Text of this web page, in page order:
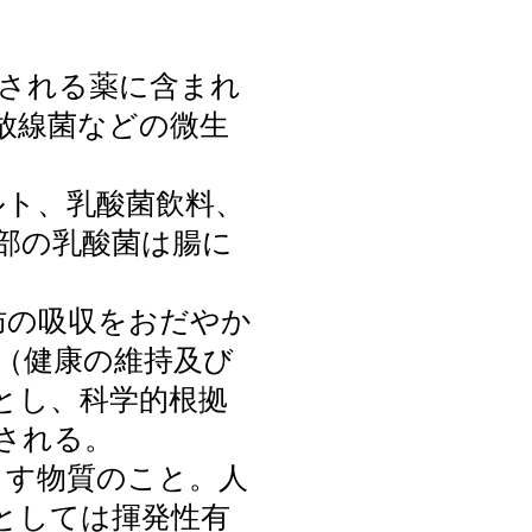
れる薬に含まれ
線菌などの微生
、乳酸菌飲料、
の乳酸菌は腸に
吸収をおだやか
健康の維持及び
し、科学的根拠
る。
物質のこと。人
しては揮発性有